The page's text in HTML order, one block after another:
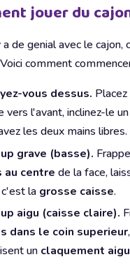
jouer du
a de genial avec le cajon,
comment
vous dessus.
vers l'avant, inclinez-le
les deux mains libres.
grave (basse).
au centre de la face,
la grosse caisse.
aigu (caisse claire).
dans le coin superieur
un claquement aigu